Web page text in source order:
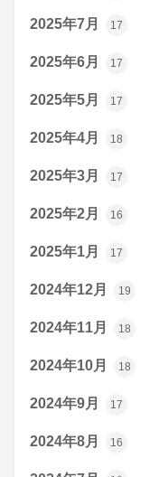
2025年7月 17
2025年6月 17
2025年5月 17
2025年4月 18
2025年3月 17
2025年2月 16
2025年1月 17
2024年12月 19
2024年11月 18
2024年10月 18
2024年9月 17
2024年8月 16